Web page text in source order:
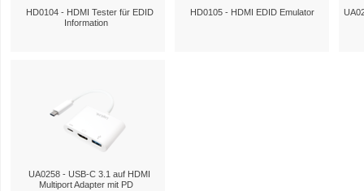
HD0104 - HDMI Tester für EDID
Information
HD0105 - HDMI EDID Emulator
UA0258 - USB-C 3.1 auf HDMI
Multiport Adapter mit PD